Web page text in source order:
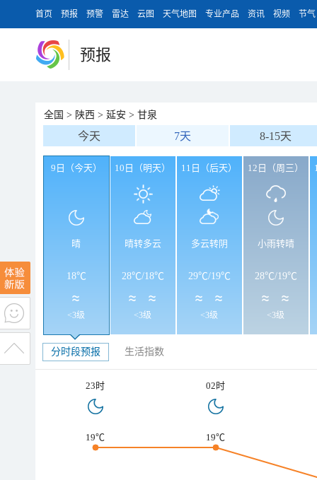
首页 预报 预警 雷达 云图 天气地图 专业产品 资讯 视频 节气
预报
全国 > 陕西 > 延安 > 甘泉
今天 7天 8-15天
9日（今天）
晴
18℃
<3级
10日（明天）
晴转多云
28℃/18℃
<3级
11日（后天）
多云转阴
29℃/19℃
<3级
12日（周三）
小雨转晴
28℃/19℃
<3级
分时段预报 生活指数
23时 02时
19℃ 19℃